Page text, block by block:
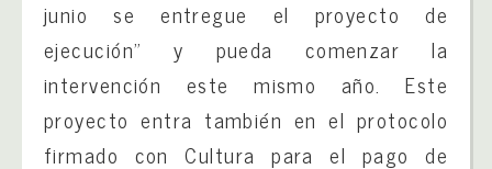
junio se entregue el proyecto de
ejecución” y pueda comenzar la
intervención este mismo año. Este
proyecto entra también en el protocolo
firmado con Cultura para el pago de